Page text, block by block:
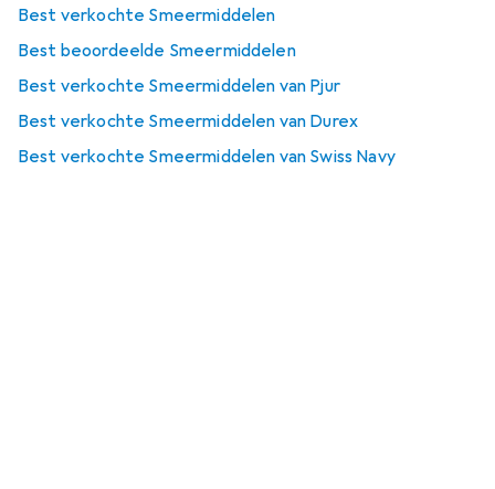
Best verkochte Smeermiddelen
Best beoordeelde Smeermiddelen
Best verkochte Smeermiddelen van Pjur
Best verkochte Smeermiddelen van Durex
Best verkochte Smeermiddelen van Swiss Navy